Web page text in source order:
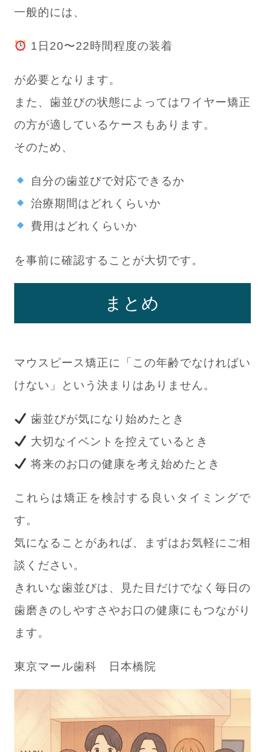
一般的には、
1日20〜22時間程度の装着
が必要となります。
また、歯並びの状態によってはワイヤー矯正
の方が適しているケースもあります。
そのため、
自分の歯並びで対応できるか
治療期間はどれくらいか
費用はどれくらいか
を事前に確認することが大切です。
まとめ
マウスピース矯正に「この年齢でなければい
けない」という決まりはありません。
歯並びが気になり始めたとき
大切なイベントを控えているとき
将来のお口の健康を考え始めたとき
これらは矯正を検討する良いタイミングで
す。
気になることがあれば、まずはお気軽にご相
談ください。
きれいな歯並びは、見た目だけでなく毎日の
歯磨きのしやすさやお口の健康にもつながり
ます。
東京マール歯科 日本橋院